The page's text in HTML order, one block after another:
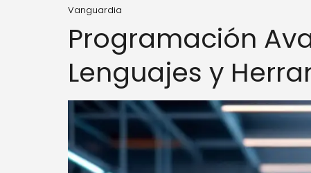
Vanguardia
Programación
Lenguajes y